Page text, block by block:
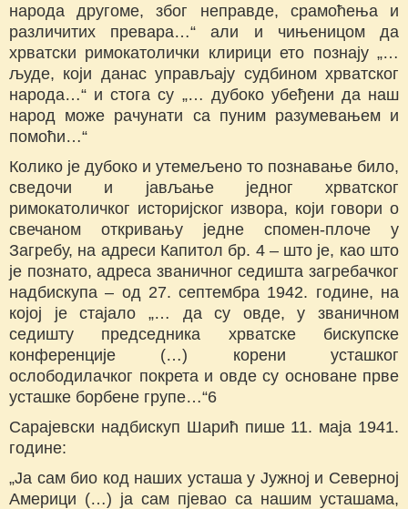
народа другоме, због неправде, срамоћења и
различитих превара…“ али и чињеницом да
хрватски римокатолички клирици ето познају „…
људе, који данас управљају судбином хрватског
народа…“ и стога су „… дубоко убеђени да наш
народ може рачунати са пуним разумевањем и
помоћи…“
Колико је дубоко и утемељено то познавање било,
сведочи и јављање једног хрватског
римокатоличког историјског извора, који говори о
свечаном откривању једне спомен-плоче у
Загребу, на адреси Капитол бр. 4 – што је, као што
је познато, адреса званичног седишта загребачког
надбискупа – од 27. септембра 1942. године, на
којој је стајало „… да су овде, у званичном
седишту председника хрватске бискупске
конференције (…) корени усташког
ослободилачког покрета и овде су основане прве
усташке борбене групе…“6
Сарајевски надбискуп Шарић пише 11. маја 1941.
године:
„Ја сам био код наших усташа у Јужној и Северној
Америци (…) ја сам пјевао са нашим усташама,